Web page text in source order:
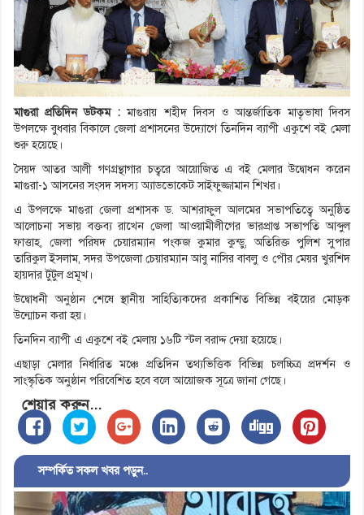
মাগুরা প্রতিদিন ডটকম : মাগুরায় শহীদ দিবস ও আন্তর্জাতিক মাতৃভাষা দিবস
উপলক্ষে বুধবার বিকালে জেলা প্রশাসনের উদ্যোগে তিনদিন ব্যাপী একুশে বই মেলা
শুরু হয়েছে।
সৈয়দ আতর আলী গণগ্রন্থাগার চত্বরে আয়োজিত এ বই মেলার উদ্বোধন করেন
মাগুরা-১ আসনের সংসদ সদস্য অ্যাডভোকেট সাইফুজ্জামান শিখর।
এ উপলক্ষে মাগুরা জেলা প্রশাসক ড. আশরাফুল আলমের সভাপতিত্বে অনুষ্ঠিত
আলোচনা সভায় বক্তব্য রাখেন জেলা আওয়ামীলীগের ভারপ্রাপ্ত সভাপতি আব্দুল
ফাত্তাহ, জেলা পরিষদ চেয়ারম্যান পংকজ কুমার কুন্ডু, অতিরিক্ত পুলিশ সুপার
তারিকুল ইসলাম, সদর উপজেলা চেয়ারম্যান আবু নাসির বাবলু ও পৌর মেয়র খুরশিদ
হায়দার টুটুল প্রমূখ।
উদ্বোধনী অনুষ্ঠান শেষে স্থানীয় সাহিত্যিকদের প্রকাশিত বিভিন্ন বইয়ের মোড়ক
উন্মোচন করা হয়।
তিনদিন ব্যাপী এ একুশে বই মেলায় ১৬টি স্টল বরাদ্দ দেয়া হয়েছে।
এছাড়া মেলার নির্ধারিত মঞ্চে প্রতিদিন তথ্যভিত্তিক বিভিন্ন চলচ্চিত্র প্রদর্শন ও
সাংস্কৃতিক অনুষ্ঠান পরিবেশিত হবে বলে আয়োজক সূত্রে জানা গেছে।
শেয়ার করুন...
সম্পর্কিত সকল খবর পড়ুন..